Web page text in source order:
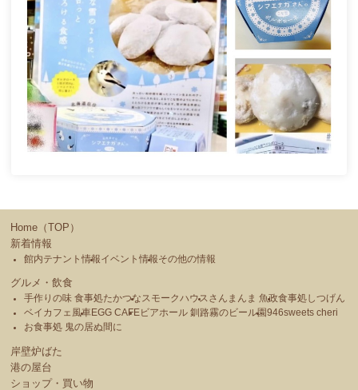
Home（TOP）
新着情報
館内テナント情報イベント情報その他の情報
グルメ・飲食
手作りの味 食事処たかつなスモークハウスさんまんま 魚政食事処しつげん
ベイカフェ風車EGG CAFE ビアホール 釧路霧のビール園946sweets cheri
お食事処 鬼の居ぬ間に
岸壁炉ばた
港の屋台
ショップ・買い物